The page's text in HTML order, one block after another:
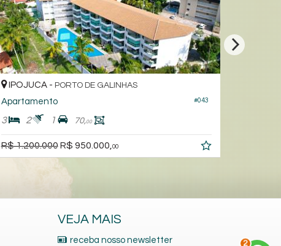
#177
IPOJUCA - PORTO DE GALINHAS
Apartamento
3 1 1 77,00
R$ 749.000,00
VEJA MAIS
receba nosso newsletter 2